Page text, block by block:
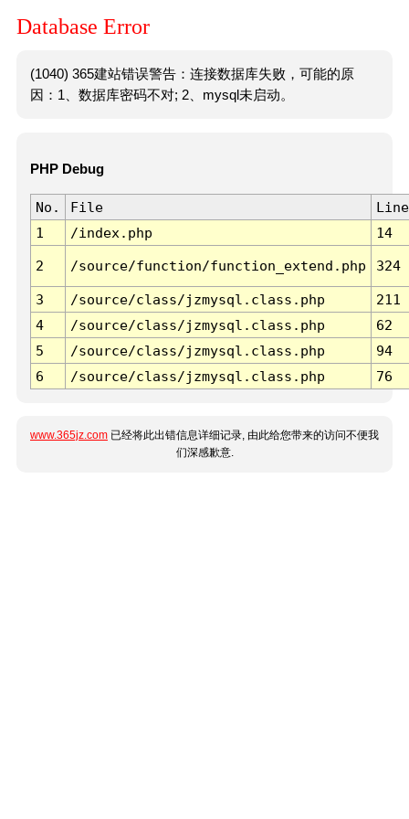
Database Error
(1040) 365建站错误警告：连接数据库失败，可能的原
因：1、数据库密码不对; 2、mysql未启动。
PHP Debug
No. File
Line
1
/index.php 14
2 /source/function/function_extend.php 324
3 /source/class/jzmysql.class.php
211
4
/source/class/jzmysql.class.php
62
5
/source/class/jzmysql.class.php
94
6
/source/class/jzmysql.class.php 76
www.365jz.com 已经将此出错信息详细记录, 由此给您带来的访问不便我
们深感歉意.